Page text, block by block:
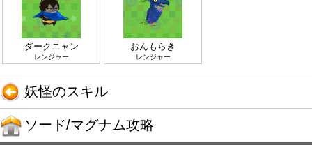
ダークニャン
レンジャー
おんもらき
レンジャー
妖怪のスキル
ソード/マグナム攻略